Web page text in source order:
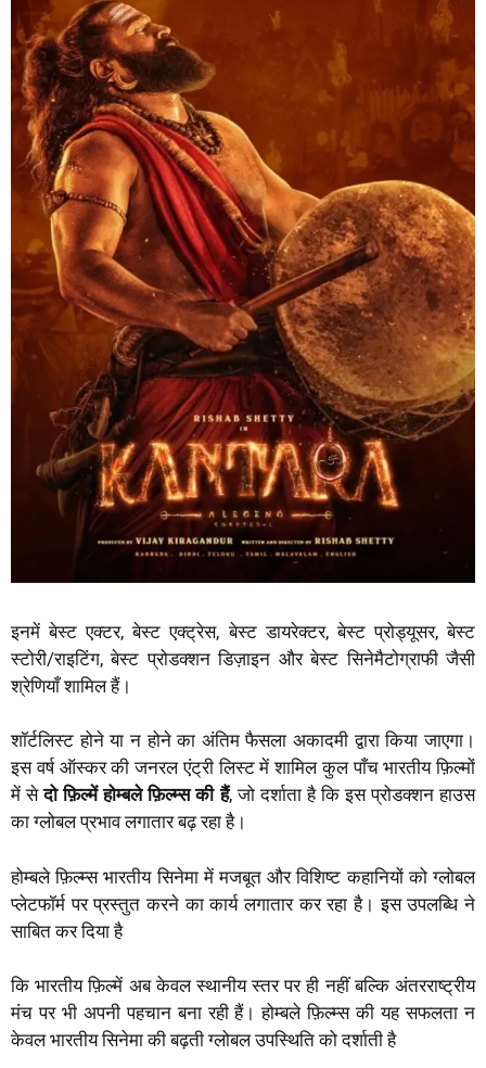
इनमें बेस्ट एक्टर, बेस्ट एक्ट्रेस, बेस्ट डायरेक्टर, बेस्ट प्रोड्यूसर, बेस्ट
स्टोरी/राइटिंग, बेस्ट प्रोडक्शन डिज़ाइन और बेस्ट सिनेमैटोग्राफी जैसी
श्रेणियाँ शामिल हैं।
शॉर्टलिस्ट होने या न होने का अंतिम फैसला अकादमी द्वारा किया जाएगा।
इस वर्ष ऑस्कर की जनरल एंट्री लिस्ट में शामिल कुल पाँच भारतीय फ़िल्मों
में सेदो फ़िल्में होम्बले फ़िल्म्स की हैं, जो दर्शाता है कि इस प्रोडक्शन हाउस
का ग्लोबल प्रभाव लगातार बढ़ रहा है।
होम्बले फ़िल्म्स भारतीय सिनेमा में मजबूत और विशिष्ट कहानियों को ग्लोबल
प्लेटफॉर्म पर प्रस्तुत करने का कार्य लगातार कर रहा है। इस उपलब्धि ने
साबित कर दिया है
कि भारतीय फ़िल्में अब केवल स्थानीय स्तर पर ही नहीं बल्कि अंतरराष्ट्रीय
मंच पर भी अपनी पहचान बना रही हैं। होम्बले फ़िल्म्स की यह सफलता न
केवल भारतीय सिनेमा की बढ़ती ग्लोबल उपस्थिति को दर्शाती है